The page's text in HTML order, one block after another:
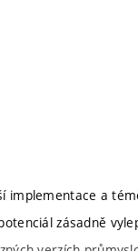
implementace a
zásadně